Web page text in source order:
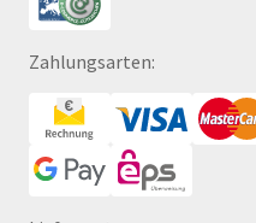
Zahlungsarten: